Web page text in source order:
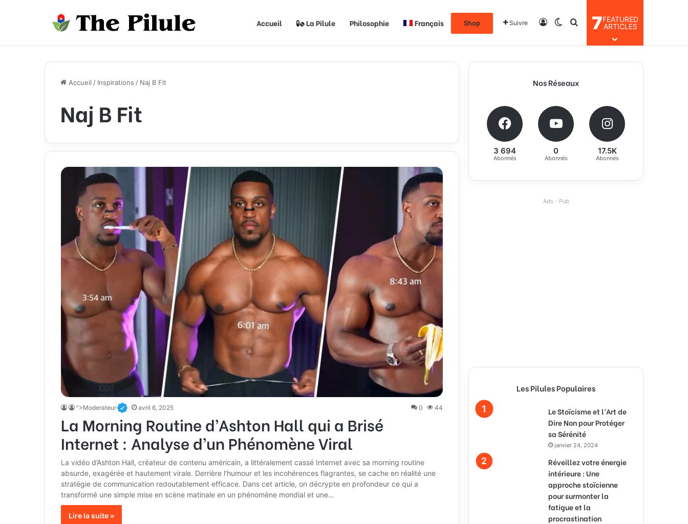
Accueil La Pilule Philosophie Français Shop Suivre ConnexionSwitch skin
Rechercher
7FEATURED
ARTICLES
Accueil / Inspirations / Naj B Fit
Naj B Fit
">Moderateur avril 6, 2025 0 44
La Morning Routine d’Ashton Hall qui a Brisé
Internet : Analyse d’un Phénomène Viral
La vidéo d’Ashton Hall, créateur de contenu américain, a littéralement cassé Internet avec sa morning routine
absurde, exagérée et hautement virale. Derrière l’humour et les incohérences flagrantes, se cache en réalité une
stratégie de communication redoutablement efficace. Dans cet article, on décrypte en profondeur ce qui a
transformé une simple mise en scène matinale en un phénomène mondial et une…
Lire la suite »
Nos Réseaux
3 694
Abonnés
0
Abonnés
17.5K
Abonnés
Ads - Pub
Les Pilules Populaires
Le Stoïcisme et l’Art de
Dire Non pour Protéger
sa Sérénité
janvier 24, 2024
Réveillez votre énergie
intérieure : Une
approche stoïcienne
pour surmonter la
fatigue et la
procrastination